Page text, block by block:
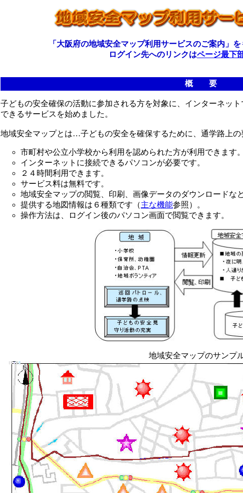
「大阪府の地域安全マップ利用サービスのご案内」
ログイン先へのリンクはページ最下
概 要
子どもの安全確保の活動に参加される方を対象に、インターネッ
できるサービスを始めました。
地域安全マップとは…子どもの安全を確保するために、通学路上の
市町村や公立小学校から利用を認められた方が利用できます。
インターネットに接続できるパソコンが必要です。
２４時間利用できます。
サービス料は無料です。
地域安全マップの閲覧、印刷、画像データのダウンロードな
提供する地図情報は６種類です（主な機能参照）。
操作方法は、ログイン後のパソコン画面で閲覧できます。
地域安全マップのサンプ